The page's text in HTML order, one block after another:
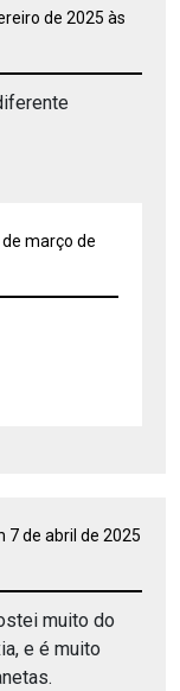
de 2025 às
março de
7 de abril de 2025
muito do
e é muito